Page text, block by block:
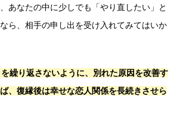
あなたの中に少しでも「やり直したい」と
ら、相手の申し出を受け入れてみてはいか
繰り返さないように、別れた原因を改善す
、復縁後は幸せな恋人関係を長続きさせら